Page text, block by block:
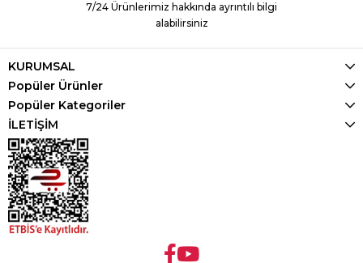
7/24 Ürünlerimiz hakkında ayrıntılı bilgi
alabilirsiniz
KURUMSAL
Popüler Ürünler
Popüler Kategoriler
İLETİŞİM